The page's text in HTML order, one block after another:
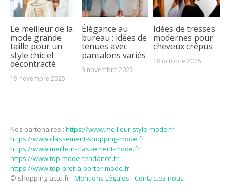
Le meilleur de la
mode grande
taille pour un
style chic et
décontracté
19 novembre 2025
Élégance au
bureau : idées de
tenues avec
pantalons variés
3 novembre 2025
Idées de tresses
modernes pour
cheveux crépus
18 octobre 2025
Nos partenaires : https://www.meilleur-style-mode.fr
https://www.classement-shopping-mode.fr
https://www.meilleur-classement-mode.fr
https://www.top-mode-tendance.fr
https://www.top-pret-a-porter-mode.fr
© shopping-actu.fr -Mentions Légales -Contactez-nous